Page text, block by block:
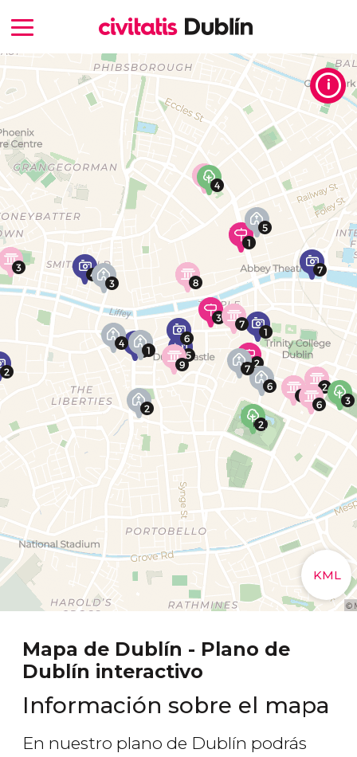
Mapa de Dublín - Plano de
Dublín interactivo
Información sobre el mapa
En nuestro plano de Dublín podrás